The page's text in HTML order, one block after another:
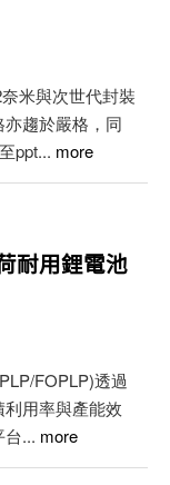
米與次世代封裝
趨於嚴格，同
ppt... more
耐用鋰電池
FOPLP)透過
利用率與產能效
... more